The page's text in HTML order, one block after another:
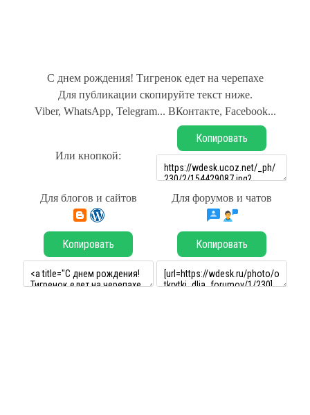
С днем рождения! Тигренок едет на черепахе
Для публикации скопируйте текст ниже.
Viber, WhatsApp, Telegram... ВКонтакте, Facebook...
Или кнопкой:
Копировать
Для блогов и сайтов Для форумов и чатов
Копировать Копировать